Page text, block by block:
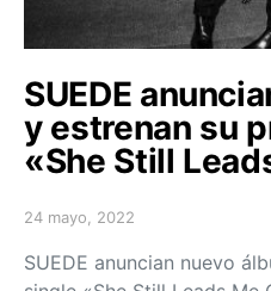
SUEDE
y estrenan su
«She Still
Posted on
24 mayo, 2022
SUEDE anuncian nuevo